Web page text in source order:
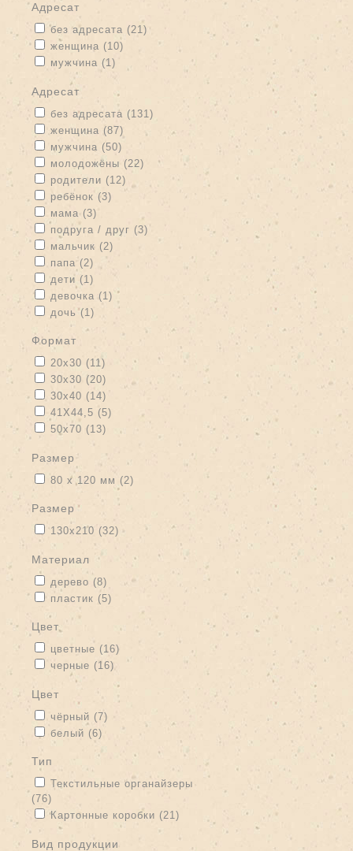
адресат
Apply без адресата filter
без адресата (21) Apply без адресата filter
Apply женщина filter
женщина (10) Apply женщина filter
Apply мужчина filter
мужчина (1) Apply мужчина filter
адресат
Apply без адресата filter
без адресата (131) Apply без адресата filter
Apply женщина filter
женщина (87)
Apply мужчина filter
мужчина (50)
Apply молодожёны filter
молодожёны (22) Apply молодожёны filter
Apply родители filter
родители (12) Apply родители filter
Apply ребёнок filter
ребёнок (3) Apply ребёнок filter
Apply мама filter
мама (3)
Apply подруга / друг filter
подруга / друг (3) Apply подруга / друг filter
Apply мальчик filter
мальчик (2) Apply мальчик filter
Apply папа filter
папа (2)
Apply дети filter
дети (1)
Apply девочка filter
девочка (1) Apply девочка filter
Apply дочь filter
дочь (1) Apply дочь filter
формат
Apply 20x30 filter
20x30 (11) Apply 20x30 filter
Apply 30x30 filter
30x30 (20) Apply 30x30 filter
Apply 30x40 filter
30x40 (14) Apply 30x40 filter
Apply 41Х44,5 filter
41Х44,5 (5)
Apply 50x70 filter
50x70 (13)
размер
Apply 80 х 120 мм filter
80 х 120 мм (2) Apply 80 х 120 мм filter
размер
Apply 130х210 filter
130х210 (32) Apply 130х210 filter
материал
Apply дерево filter
дерево (8) Apply дерево filter
Apply пластик filter
пластик (5)
цвет
Apply цветные filter
цветные (16) Apply цветные filter
Apply черные filter
черные (16) Apply черные filter
цвет
Apply чёрный filter
чёрный (7)
Apply белый filter
белый (6) Apply белый filter
тип
Apply Текстильные органайзеры filter
Текстильные органайзеры
(76)
Apply Картонные коробки filter
Картонные коробки (21) Apply Картонные коробки filter
вид продукции